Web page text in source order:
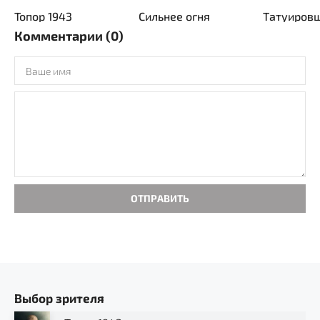
Топор 1943 Сильнее огня
Комментарии (0)
ОТПРАВИТЬ
Выбор зрителя